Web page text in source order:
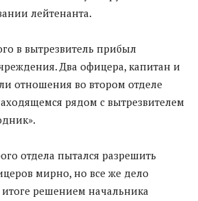
лейтенанта.
в вытрезвитель прибыл
Два офицера, капитан и
отношения во втором отделе
рядом с вытрезвителем
отдела пытался разрешить
мирно, но все же дело
решением начальника